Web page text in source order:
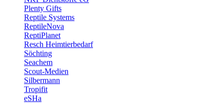
Plenty Gifts
Reptile Systems
ReptileNova
ReptiPlanet
Resch Heimtierbedarf
Söchting
Seachem
Scout-Medien
Silbermann
Tropifit
eSHa